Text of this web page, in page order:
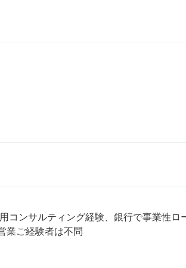
ンサルティング経験、銀行で事業性ロ
業ご経験者は不問